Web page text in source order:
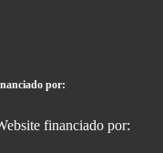
por: